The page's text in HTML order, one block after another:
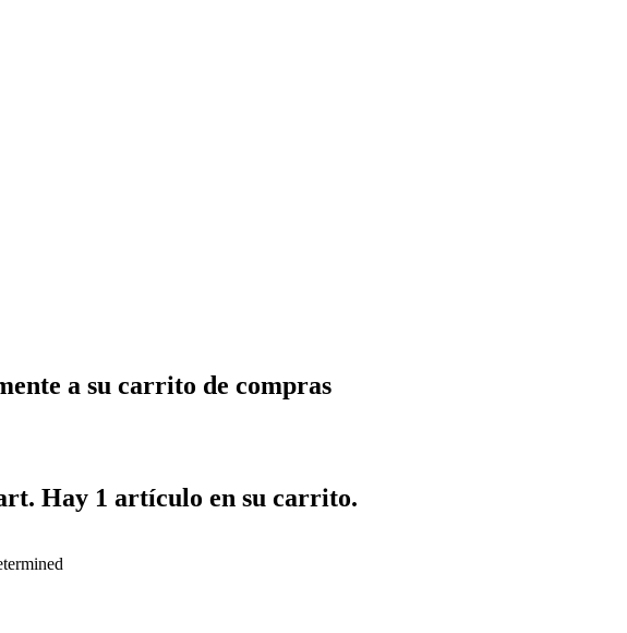
a su carrito de compras
Hay 1 artículo en su carrito.